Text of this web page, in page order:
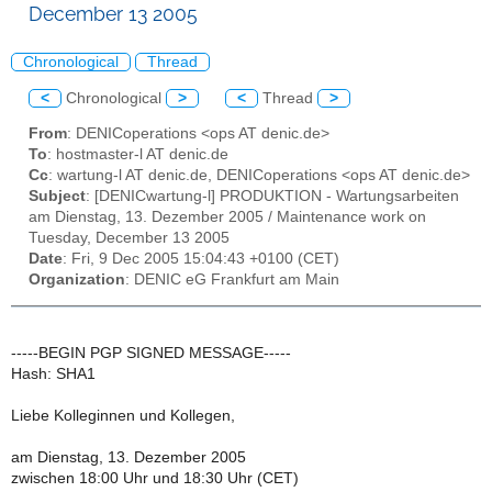
December 13 2005
Chronological Thread
< Chronological > < Thread >
From: DENICoperations <ops AT denic.de>
To: hostmaster-l AT denic.de
Cc: wartung-l AT denic.de, DENICoperations <ops AT denic.de>
Subject: [DENICwartung-l] PRODUKTION - Wartungsarbeiten
am Dienstag, 13. Dezember 2005 / Maintenance work on
Tuesday, December 13 2005
Date: Fri, 9 Dec 2005 15:04:43 +0100 (CET)
Organization: DENIC eG Frankfurt am Main
-----BEGIN PGP SIGNED MESSAGE-----
Hash: SHA1
Liebe Kolleginnen und Kollegen,
am Dienstag, 13. Dezember 2005
zwischen 18:00 Uhr und 18:30 Uhr (CET)